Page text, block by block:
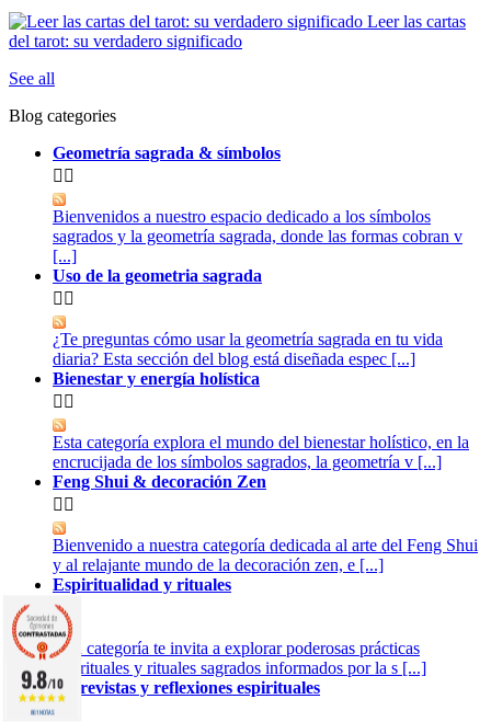
Leer las cartas
del tarot: su verdadero significado
See all
Blog categories
Geometría sagrada & símbolos
 
Bienvenidos a nuestro espacio dedicado a los símbolos
sagrados y la geometría sagrada, donde las formas cobran v
[...]
Uso de la geometria sagrada
 
¿Te preguntas cómo usar la geometría sagrada en tu vida
diaria? Esta sección del blog está diseñada espec [...]
Bienestar y energía holística
 
Esta categoría explora el mundo del bienestar holístico, en la
encrucijada de los símbolos sagrados, la geometría v [...]
Feng Shui & decoración Zen
 
Bienvenido a nuestra categoría dedicada al arte del Feng Shui
y al relajante mundo de la decoración zen, e [...]
Espiritualidad y rituales

Esta categoría te invita a explorar poderosas prácticas
espirituales y rituales sagrados informados por la s [...]
Entrevistas y reflexiones espirituales

9.8/10
861 NOTAS